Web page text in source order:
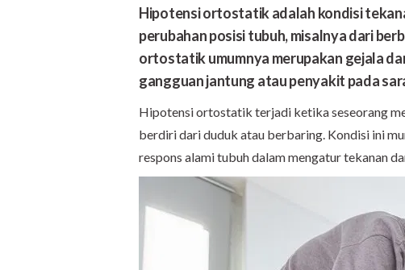
Hipotensi ortostatik adalah kondisi
perubahan posisi tubuh, misalnya dari
ortostatikumumnya merupakan gejala
gangguan jantung atau penyakit pada
Hipotensi ortostatik terjadi ketika seseorang
berdiri dari duduk atau berbaring. Kondisi ini
respons alami tubuh dalam mengatur tekanan